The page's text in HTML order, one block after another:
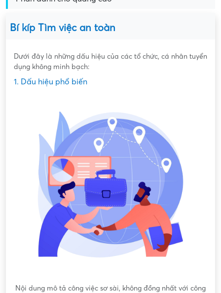
Bí kíp Tìm việc an toàn
Dưới đây là những dấu hiệu của các tổ chức, cá nhân tuyển
dụng không minh bạch:
1. Dấu hiệu phổ biến
Nội dung mô tả công việc sơ sài, không đồng nhất với công